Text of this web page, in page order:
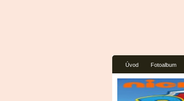
Úvod Fotoalbum